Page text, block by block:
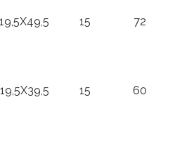
15 72
15 60